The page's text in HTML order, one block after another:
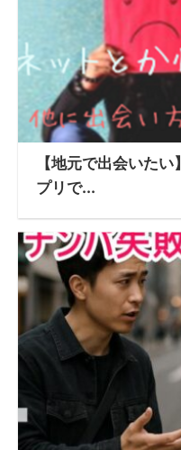
【地元で出会いた
プリで...